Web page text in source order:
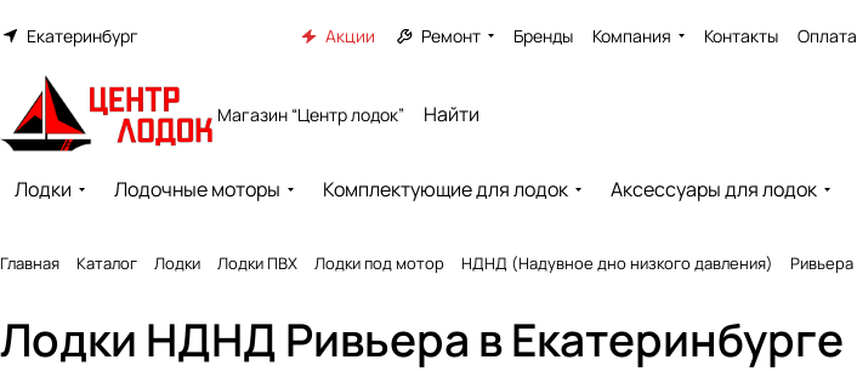
Екатеринбург Акции Ремонт Бренды Компания Контакты Оплата
Магазин “Центр лодок”
Лодки Лодочные моторы Комплектующие для лодок Аксессуары для лодок
Главная Каталог Лодки Лодки ПВХ Лодки под мотор НДНД (Надувное дно низкого давления) Ривьера
Лодки НДНД Ривьера в Екатеринбурге